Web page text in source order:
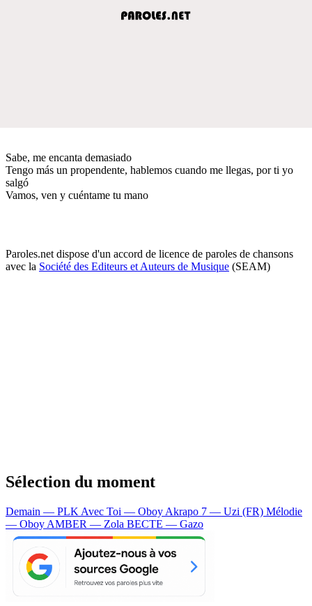
Sabe, me encanta demasiado
Tengo más un propendente, hablemos cuando me llegas, por ti yo
salgó
Vamos, ven y cuéntame tu mano
Paroles.net dispose d'un accord de licence de paroles de chansons
avec la Société des Editeurs et Auteurs de Musique (SEAM)
Sélection du moment
Demain — PLK Avec Toi — Oboy Akrapo 7 — Uzi (FR) Mélodie
— Oboy AMBER — Zola BECTE — Gazo